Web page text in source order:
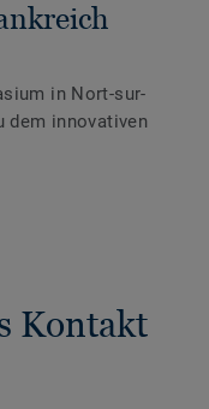
in Nort-sur-
dem innovativen
Kontakt